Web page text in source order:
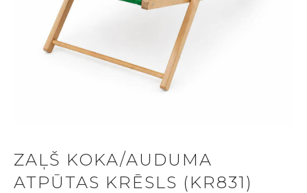
ZAĻŠ KOKA/AUDUMA
ATPŪTAS KRĒSLS (KR831)